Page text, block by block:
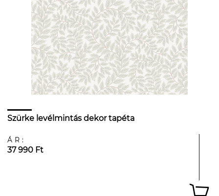
Szürke levélmintás dekor tapéta
ÁR:
37 990 Ft